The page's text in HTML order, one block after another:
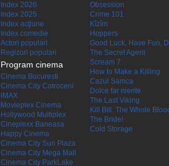
Index 2026
Index 2025
Index acţiune
Index comedie
Actori populari
Regizori populari
Program cinema
Cinema Bucuresti
Cinema City Cotroceni
IMAX
Movieplex Cinema
Hollywood Multiplex
Cineplexx Baneasa
Happy Cinema
Cinema City Sun Plaza
Cinema City Mega Mall
Cinema City ParkLake
Obsession
Crime 101
Kîzîm
Hoppers
Good Luck, Have Fun,
The Secret Agent
Scream 7
How to Make a Killing
Cazul Samca
Dolce far niente
The Last Viking
Kill Bill: The Whole
The Bride!
Cold Storage